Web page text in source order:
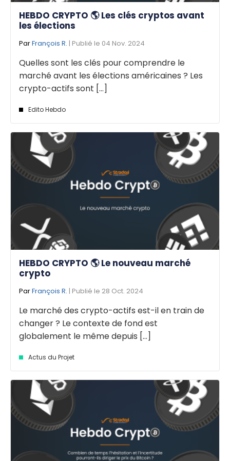
HEBDO CRYPTO 🌎 Les clés cryptos avant
les élections
ParFrançois R. | Publié le 04 Nov. 2024
Quelles sont les clés pour comprendre le
marché avant les élections américaines ? Les
crypto-actifs sont [...]
Edito Hebdo
HEBDO CRYPTO 🌎 Le nouveau marché
crypto
ParFrançois R. | Publié le 28 Oct. 2024
Le marché des crypto-actifs est-il en train de
changer ? Le contexte de fond est
globalement le même depuis [...]
Actus du Projet